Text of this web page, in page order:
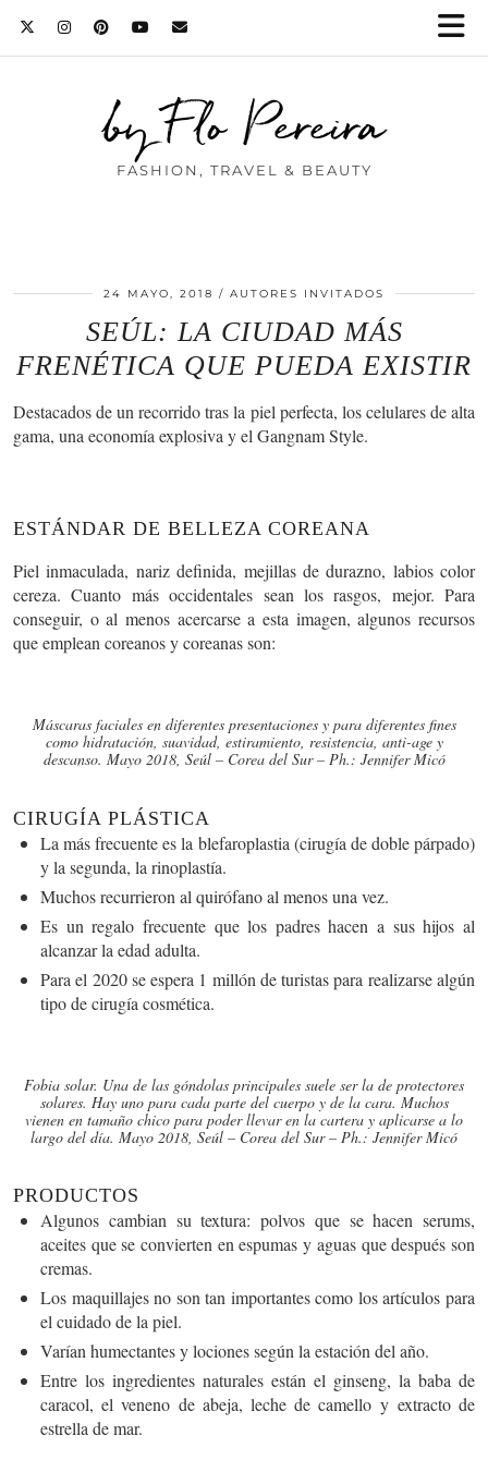
by Flo Pereira
FASHION, TRAVEL & BEAUTY
24 MAYO, 2018 AUTORES INVITADOS
SEÚL: LA CIUDAD MÁS
FRENÉTICA QUE PUEDA EXISTIR
Destacados de un recorrido tras la piel perfecta, los celulares de alta
gama, una economía explosiva y el Gangnam Style.
ESTÁNDAR DE BELLEZA COREANA
Piel inmaculada, nariz definida, mejillas de durazno, labios color
cereza. Cuanto más occidentales sean los rasgos, mejor. Para
conseguir, o al menos acercarse a esta imagen, algunos recursos
que emplean coreanos y coreanas son:
Máscaras faciales en diferentes presentaciones y para diferentes fines
como hidratación, suavidad, estiramiento, resistencia, anti-age y
descanso. Mayo 2018, Seúl – Corea del Sur – Ph.: Jennifer Micó
CIRUGÍA PLÁSTICA
La más frecuente es la blefaroplastia (cirugía de doble párpado)
y la segunda, la rinoplastía.
Muchos recurrieron al quirófano al menos una vez.
Es un regalo frecuente que los padres hacen a sus hijos al
alcanzar la edad adulta.
Para el 2020 se espera 1 millón de turistas para realizarse algún
tipo de cirugía cosmética.
Fobia solar. Una de las góndolas principales suele ser la de protectores
solares. Hay uno para cada parte del cuerpo y de la cara. Muchos
vienen en tamaño chico para poder llevar en la cartera y aplicarse a lo
largo del día. Mayo 2018, Seúl – Corea del Sur – Ph.: Jennifer Micó
PRODUCTOS
Algunos cambian su textura: polvos que se hacen serums,
aceites que se convierten en espumas y aguas que después son
cremas.
Los maquillajes no son tan importantes como los artículos para
el cuidado de la piel.
Varían humectantes y lociones según la estación del año.
Entre los ingredientes naturales están el ginseng, la baba de
caracol, el veneno de abeja, leche de camello y extracto de
estrella de mar.